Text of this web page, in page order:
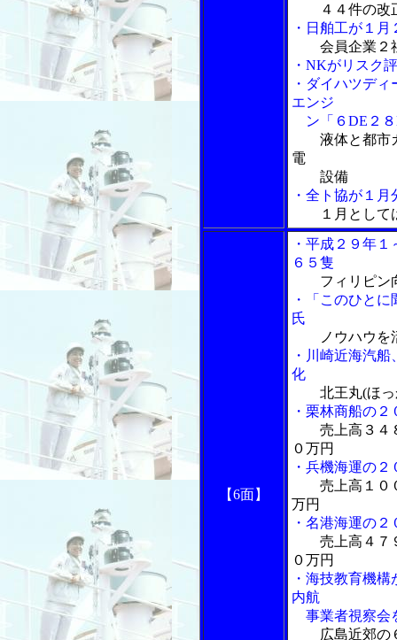
４４件の改
・日舶工が１
会員企業２
・NKがリスク
・ダイハツデ
エンジ
ン「６DE２８
液体と都市
電
設備
・全ト協が１
１月とし
【6面】
・平成２９年
６５隻
フィリピン
・「このひと
氏
ノウハウ
・川崎近海汽
化
北王丸(ほ
・栗林商船の
売上高３４
０万円
・兵機海運の
売上高１０
万円
・名港海運の
売上高４７
０万円
・海技教育機
内航
事業者視察会
広島近郊の